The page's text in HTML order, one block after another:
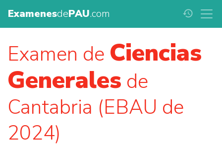
ExamenesdePAU.com history
Examen de Ciencias
Generales de
Cantabria (EBAU de
2024)